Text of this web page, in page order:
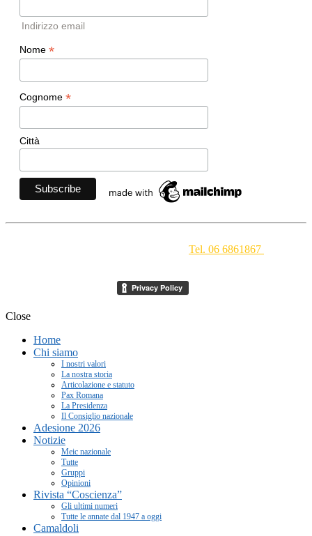
Indirizzo email
Nome *
Cognome *
Città
Tel. 06 6861867
Close
Home
Chi siamo
I nostri valori
La nostra storia
Articolazione e statuto
Pax Romana
La Presidenza
Il Consiglio nazionale
Adesione 2026
Notizie
Meic nazionale
Tutte
Gruppi
Opinioni
Rivista “Coscienza”
Gli ultimi numeri
Tutte le annate dal 1947 a oggi
Camaldoli